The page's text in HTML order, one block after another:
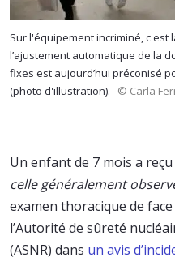
Sur l'équipement incriminé, c'est
l’ajustement automatique de la
fixes est aujourd’hui préconisé
(photo d'illustration).
© Carla
Un enfant de 7 mois a
celle généralement
examen thoracique de
l’Autorité de sûreté
(ASNR) dans un avis